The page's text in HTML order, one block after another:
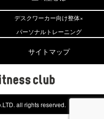
デスクワーカー向け整体×
パーソナルトレーニング
サイトマップ
all rights reserved.